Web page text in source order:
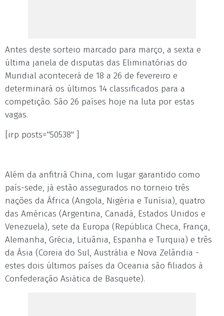
Antes deste sorteio marcado para março, a sexta e
última janela de disputas das Eliminatórias do
Mundial acontecerá de 18 a 26 de fevereiro e
determinará os últimos 14 classificados para a
competição. São 26 países hoje na luta por estas
vagas.
[irp posts="50538" ]
Além da anfitriã China, com lugar garantido como
país-sede, já estão assegurados no torneio três
nações da África (Angola, Nigéria e Tunísia), quatro
das Américas (Argentina, Canadá, Estados Unidos e
Venezuela), sete da Europa (República Checa, França,
Alemanha, Grécia, Lituânia, Espanha e Turquia) e três
da Ásia (Coreia do Sul, Austrália e Nova Zelândia -
estes dois últimos países da Oceania são filiados à
Confederação Asiática de Basquete).